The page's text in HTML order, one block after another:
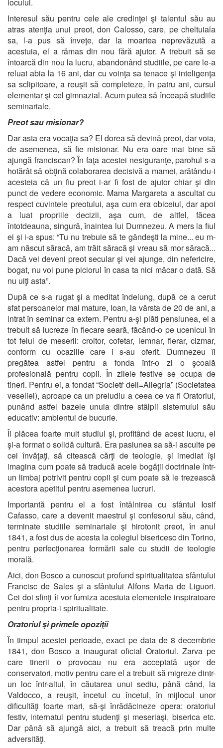
Interesul său pentru cele ale credinţei şi talentul său au
atras atenţia unui preot, don Calosso, care, pe cheltuiala
sa, l-a pus să înveţe, dar la moartea neprevăzută a
acestuia, el a rămas din nou fără ajutor. A trebuit să se
întoarcă din nou la lucru, abandonând studiile, pe care le-a
reluat abia la 16 ani, dar cu voinţa sa tenace şi inteligenţa
sa sclipitoare, a reuşit să completeze, în patru ani, cursul
elementar şi cel gimnazial. Acum putea să înceapă studiile
seminariale.
Preot sau misionar?
Dar asta era vocaţia sa? El dorea să devină preot, dar voia,
de asemenea, să fie misionar. Nu era oare mai bine să
ajungă franciscan? În faţa acestei nesiguranţe, parohul s-a
hotărât să obţină colaborarea decisivă a mamei, arătându-i
acesteia că un fiu preot i-ar fi fost de ajutor chiar şi din
punct de vedere economic. Mama Margareta a ascultat cu
respect cuvintele preotului, aşa cum era obiceiul, dar apoi
a luat propriile decizii, aşa cum, de altfel, făcea
întotdeauna, singură, înaintea lui Dumnezeu. A mers la fiul
ei şi i-a spus: “Tu nu trebuie să te gândeşti la mine... eu m-
am născut săracă, am trăit săracă şi vreau să mor săracă...
Dacă vei deveni preot secular şi vei ajunge, din nefericire,
bogat, nu voi pune piciorul în casa ta nici măcar o dată. Să
nu uiţi asta”.
După ce s-a rugat şi a meditat îndelung, după ce a cerut
sfat persoanelor mai mature, Ioan, la vârsta de 20 de ani, a
intrat în seminar ca extern. Pentru a-şi plăti pensiunea, el a
trebuit să lucreze în fiecare seară, făcând-o pe ucenicul în
tot felul de meserii: croitor, cofetar, lemnar, fierar, cizmar,
conform cu ocaziile care i s-au oferit. Dumnezeu îl
pregătea astfel pentru a fonda într-o zi o şcoală
profesională pentru copii. În zilele festive se ocupa de
tineri. Pentru ei, a fondat “Societŕ dell=Allegria” (Societatea
veseliei), aproape ca un preludiu a ceea ce va fi Oratoriul,
punând astfel bazele unuia dintre stâlpii sistemului său
educativ: ambientul de bucurie.
Îi plăcea foarte mult studiul şi, profitând de acest lucru, el
şi-a format o solidă cultură. Era pasiunea sa să-i asculte pe
cei învăţaţi, să citească cărţi de teologie, şi imediat îşi
imagina cum poate să traducă acele bogăţii doctrinale într-
un limbaj potrivit pentru copii şi cum poate să le trezească
acestora apetitul pentru asemenea lucruri.
Importantă pentru el a fost întâlnirea cu sfântul Iosif
Cafasso, care a devenit maestrul şi confesorul său, când,
terminate studiile seminariale şi hirotonit preot, în anul
1841, a fost dus de acesta la colegiul bisericesc din Torino,
pentru perfecţionarea formării sale cu studii de teologie
morală.
Aici, don Bosco a cunoscut profund spiritualitatea sfântului
Francisc de Sales şi a sfântului Alfons Maria de Liguori.
Cei doi sfinţi îi vor furniza acestuia elementele inspiratoare
pentru propria-i spiritualitate.
Oratoriul şi primele opoziţii
În timpul acestei perioade, exact pe data de 8 decembrie
1841, don Bosco a inaugurat oficial Oratoriul. Zarva pe
care tinerii o provocau nu era acceptată uşor de
conservatori, motiv pentru care el a trebuit să migreze dintr-
un loc într-altul, în căutarea unui sediu, până când, la
Valdocco, a reuşit, încetul cu încetul, în mijlocul unor
dificultăţi foarte mari, să-şi înrădăcineze opera: oratoriul
festiv, internatul pentru studenţi şi meseriaşi, biserica etc.
Dar până să ajungă aici, a trebuit să treacă prin multe
adversităţi.